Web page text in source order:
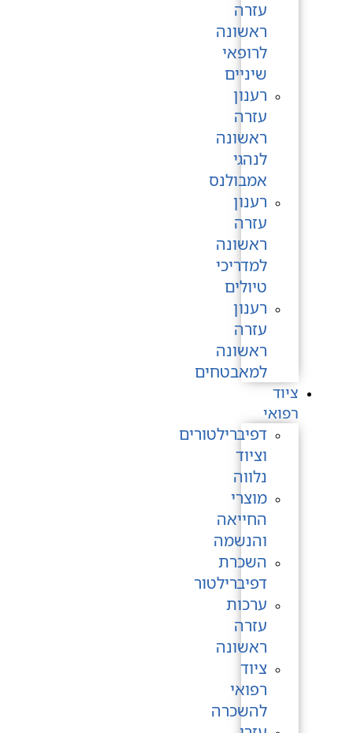
עזרה
ראשונה
לרופאי
שיניים
רענון
עזרה
ראשונה
לנהגי
אמבולנס
רענון
עזרה
ראשונה
למדריכי
טיולים
רענון
עזרה
ראשונה
למאבטחים
ציוד
רפואי
דפיברילטורים
וציוד
נלווה
מוצרי
החייאה
והנשמה
השכרת
דפיברילטור
ערכות
עזרה
ראשונה
ציוד
רפואי
להשכרה